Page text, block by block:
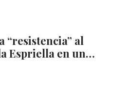
“resistencia” al
Espriella en un…